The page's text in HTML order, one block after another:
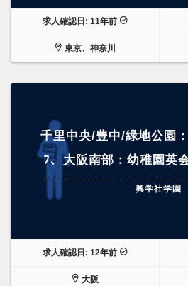
求人確認日: 11年前
東京、神奈川
千里中央/豊中/緑地公園
ﾌ、大阪南部：幼稚園英
興学社学園
求人確認日: 12年前
大阪